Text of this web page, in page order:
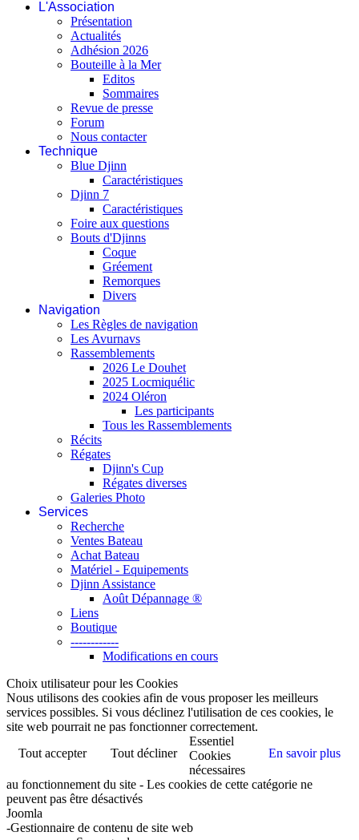
L'Association
Présentation
Actualités
Adhésion 2026
Bouteille à la Mer
Editos
Sommaires
Revue de presse
Forum
Nous contacter
Technique
Blue Djinn
Caractéristiques
Djinn 7
Caractéristiques
Foire aux questions
Bouts d'Djinns
Coque
Gréement
Remorques
Divers
Navigation
Les Règles de navigation
Les Avurnavs
Rassemblements
2026 Le Douhet
2025 Locmiquélic
2024 Oléron
Les participants
Tous les Rassemblements
Récits
Régates
Djinn's Cup
Régates diverses
Galeries Photo
Services
Recherche
Ventes Bateau
Achat Bateau
Matériel - Equipements
Djinn Assistance
Août Dépannage ®
Liens
Boutique
------------
Modifications en cours
Choix utilisateur pour les Cookies
Nous utilisons des cookies afin de vous proposer les meilleurs
services possibles. Si vous déclinez l'utilisation de ces cookies, le
site web pourrait ne pas fonctionner correctement.
Tout accepter
Tout décliner En savoir plus
Essentiel
Cookies
nécessaires
au fonctionnement du site - Les cookies de cette catégorie ne
peuvent pas être désactivés
Joomla
-Gestionnaire de contenu de site web